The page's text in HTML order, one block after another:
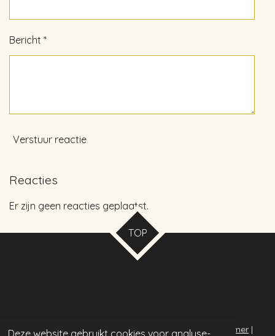
Bericht *
Verstuur reactie
Reacties
Er zijn geen reacties geplaatst.
TOP
© 2020 Solid4Dogs | design by Wilma | privacy | disclaimer |